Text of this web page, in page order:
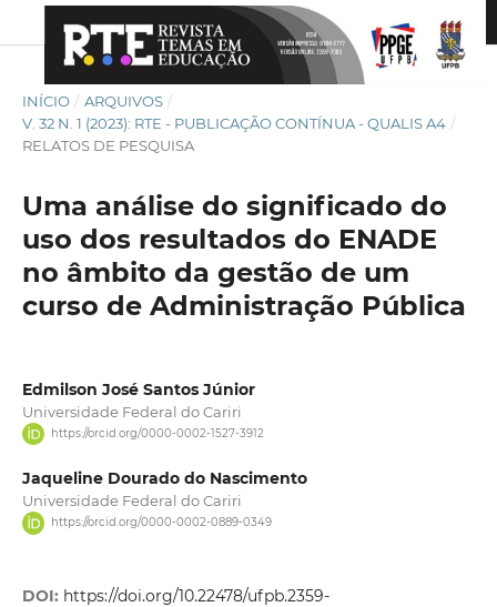
INÍCIO / ARQUIVOS /
V. 32 N. 1 (2023): RTE - PUBLICAÇÃO CONTÍNUA - QUALIS A4 /
RELATOS DE PESQUISA
Uma análise do significado do
uso dos resultados do ENADE
no âmbito da gestão de um
curso de Administração Pública
Edmilson José Santos Júnior
Universidade Federal do Cariri
https://orcid.org/0000-0002-1527-3912
Jaqueline Dourado do Nascimento
Universidade Federal do Cariri
https://orcid.org/0000-0002-0889-0349
DOI: https://doi.org/10.22478/ufpb.2359-